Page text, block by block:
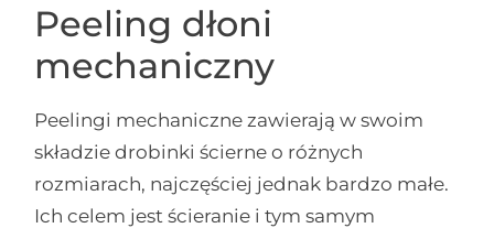
Peeling dłoni
mechaniczny
Peelingi mechaniczne zawierają w swoim
składzie drobinki ścierne o różnych
rozmiarach, najczęściej jednak bardzo małe.
Ich celem jest ścieranie i tym samym